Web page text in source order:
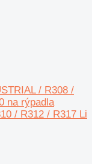
/ R308 /
na rýpadla
/ R312 / R317 Li